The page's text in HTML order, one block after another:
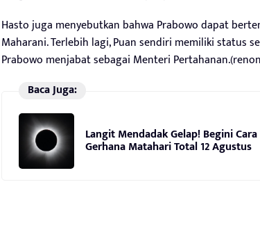
Hasto juga menyebutkan bahwa Prabowo dapat
Maharani. Terlebih lagi, Puan sendiri memiliki status
Prabowo menjabat sebagai Menteri
Baca Juga:
Langit Mendadak Gelap! Begini
Gerhana Matahari Total 12 Agustus